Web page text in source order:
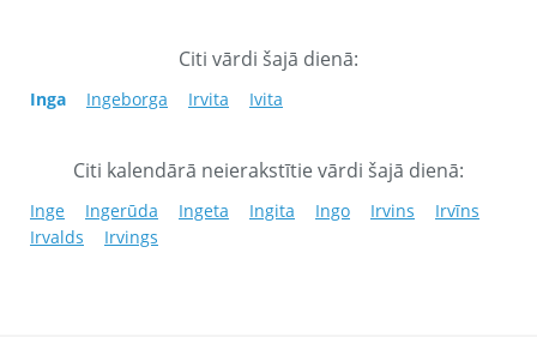
Citi vārdi šajā dienā:
Inga Ingeborga Irvita Ivita
Citi kalendārā neierakstītie vārdi šajā dienā:
Inge Ingerūda Ingeta Ingita Ingo Irvins
Irvīns
Irvalds
Irvings